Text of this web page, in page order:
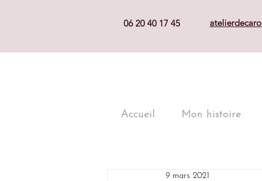
06 20 40 17 45
Accueil Mon histoire
9 mars 2021